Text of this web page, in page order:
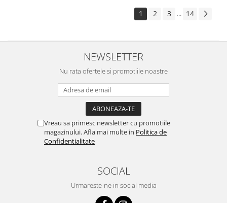
1 2 3 ... 14
NEWSLETTER
Nu rata ofertele si promotiile noastre
Vreau sa primesc newsletter cu promotiile
magazinului. Afla mai multe in Politica de
Confidentialitate
SOCIAL
Urmareste-ne in social media